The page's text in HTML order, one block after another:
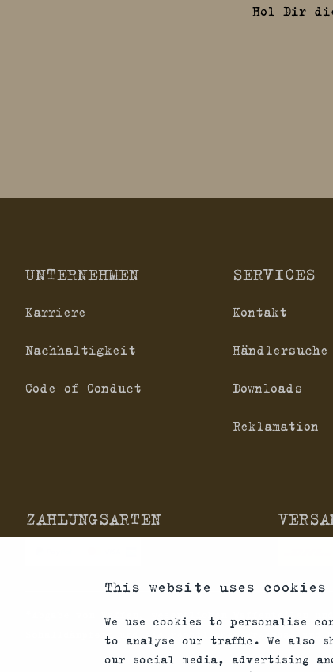
This website uses cookies
We use cookies to personalise
to analyse our traffic. We also
our social media, advertising
Hol Dir
UNTERNEHMEN
Karriere
Nachhaltigkeit
Code of Conduct
SERVICES
Kontakt
Händlersuche
Downloads
Reklamation
ZAHLUNGSARTEN
*Abgabe von Waffen, wesentlichen Waffenteilen
Schalldämpfern und die rechtlichen Erwerbs- und